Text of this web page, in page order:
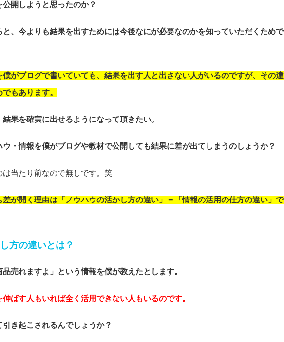
開しようと思ったのか？
と、今よりも結果を出すためには今後なにが必要なのかを知っていただくためで
僕がブログで書いていても、結果を出す人と出さない人がいるのですが、その違
もあります。
果を確実に出せるようになって頂きたい。
・情報を僕がブログや教材で公開しても結果に差が出てしまうのしょうか？
は当たり前なので無しです。笑
差が開く理由は「ノウハウの活かし方の違い」＝「情報の活用の仕方の違い」で
方の違いとは？
売れますよ」という情報を僕が教えたとします。
ばす人もいれば全く活用できない人もいるのです。
き起こされるんでしょうか？